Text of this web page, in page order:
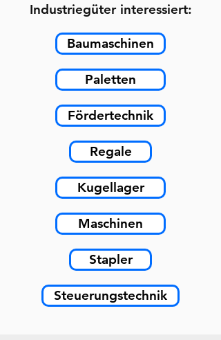
Industriegüter interessiert:
Baumaschinen
Paletten
Fördertechnik
Regale
Kugellager
Maschinen
Stapler
Steuerungstechnik